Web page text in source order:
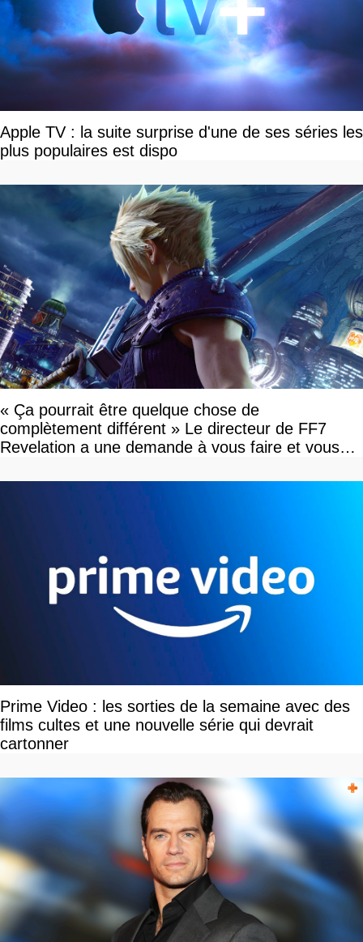
Apple TV : la suite surprise d'une de ses séries les
plus populaires est dispo
« Ça pourrait être quelque chose de
complètement différent » Le directeur de FF7
Revelation a une demande à vous faire et vous
Prime Video : les sorties de la semaine avec des
films cultes et une nouvelle série qui devrait
cartonner